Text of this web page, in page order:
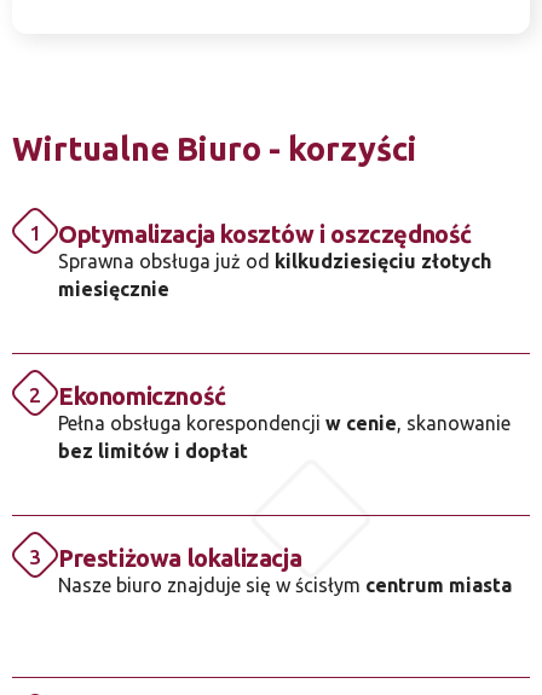
Wirtualne Biuro - korzyści
1 Optymalizacja kosztów i oszczędność
Sprawna obsługa już od kilkudziesięciu złotych
miesięcznie
2 Ekonomiczność
Pełna obsługa korespondencji w cenie, skanowanie
bez limitów i dopłat
3 Prestiżowa lokalizacja
Nasze biuro znajduje się w ścisłym centrum miasta